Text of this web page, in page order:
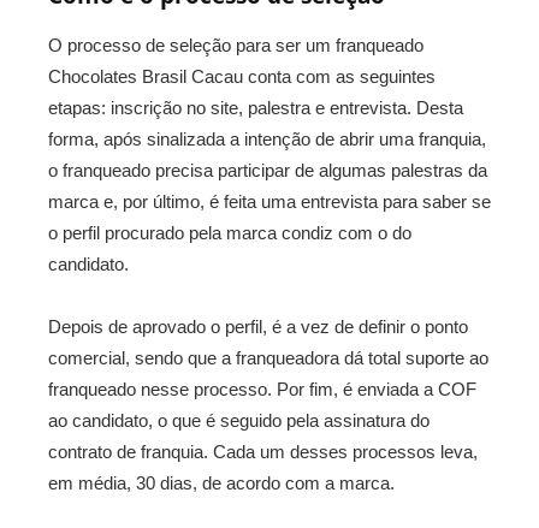
O processo de seleção para ser um franqueado
Chocolates Brasil Cacau conta com as seguintes
etapas: inscrição no site, palestra e entrevista. Desta
forma, após sinalizada a intenção de abrir uma franquia,
o franqueado precisa participar de algumas palestras da
marca e, por último, é feita uma entrevista para saber se
o perfil procurado pela marca condiz com o do
candidato.
Depois de aprovado o perfil, é a vez de definir o ponto
comercial, sendo que a franqueadora dá total suporte ao
franqueado nesse processo. Por fim, é enviada a COF
ao candidato, o que é seguido pela assinatura do
contrato de franquia. Cada um desses processos leva,
em média, 30 dias, de acordo com a marca.